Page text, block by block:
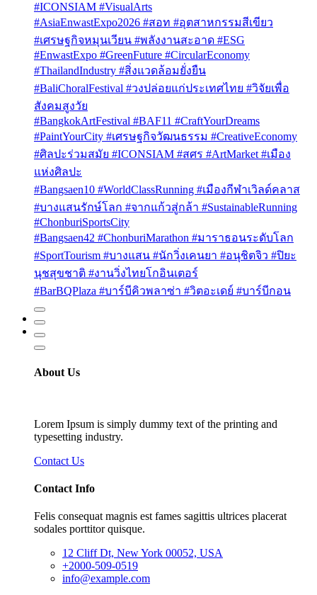
#ICONSIAM #VisualArts
#AsiaEnwastExpo2026 #สอท #อุตสาหกรรมสีเขียว
#เศรษฐกิจหมุนเวียน #พลังงานสะอาด #ESG
#EnwastExpo #GreenFuture #CircularEconomy
#ThailandIndustry #สิ่งแวดล้อมยั่งยืน
#BaliChoralFestival #วงปล่อยแก่ประเทศไทย #วิจัยเพื่อ
สังคมสูงวัย
#BangkokArtFestival #BAF11 #CraftYourDreams
#PaintYourCity #เศรษฐกิจวัฒนธรรม #CreativeEconomy
#ศิลปะร่วมสมัย #ICONSIAM #สศร #ArtMarket #เมือง
แห่งศิลปะ
#Bangsaen10 #WorldClassRunning #เมืองกีฬาเวิลด์คลาส
#บางแสนรักษ์โลก #จากแก้วสู่กล้า #SustainableRunning
#ChonburiSportsCity
#Bangsaen42 #ChonburiMarathon #มาราธอนระดับโลก
#SportTourism #บางแสน #นักวิ่งเคนยา #อนุชิตจิว #ปิยะ
นุชสุขชาติ #งานวิ่งไทยโกอินเตอร์
#BarBQPlaza #บาร์บีคิวพลาซ่า #วิตอะเดย์ #บาร์บีกอน
About Us
Lorem Ipsum is simply dummy text of the printing and
typesetting industry.
Contact Us
Contact Info
Felis consequat magnis est fames sagittis ultrices placerat
sodales porttitor quisque.
12 Cliff Dt, New York 00052, USA
+2000-509-0519
info@example.com